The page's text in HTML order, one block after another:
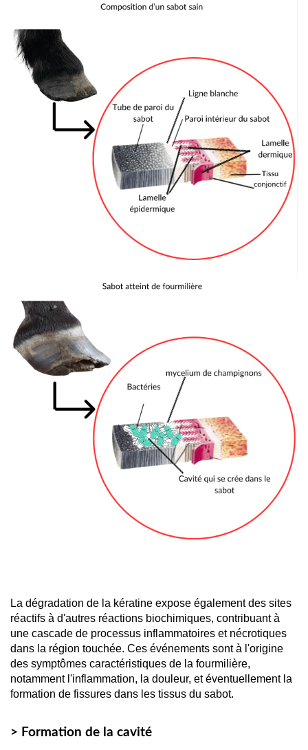
La dégradation de la kératine expose également des sites
réactifs à d'autres réactions biochimiques, contribuant à
une cascade de processus inflammatoires et nécrotiques
dans la région touchée. Ces événements sont à l'origine
des symptômes caractéristiques de la fourmilière,
notamment l'inflammation, la douleur, et éventuellement la
formation de fissures dans les tissus du sabot.
> Formation de la cavité